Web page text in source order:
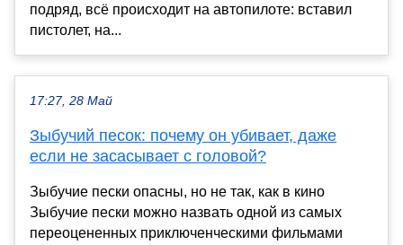
подряд, всё происходит на автопилоте: вставил
пистолет, на...
17:27, 28 Май
Зыбучий песок: почему он убивает, даже
если не засасывает с головой?
Зыбучие пески опасны, но не так, как в кино
Зыбучие пески можно назвать одной из самых
переоцененных приключенческими фильмами